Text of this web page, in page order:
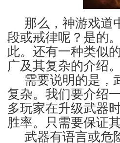
那么，神游戏道
段或戒律呢？是的
此。还有一种类似
广及其复杂的介绍。
需要说明的是，
复杂。我们要介绍
多玩家在升级武器
胜率。只需要保证
武器有语言或危